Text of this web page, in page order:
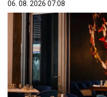
06. 08. 2026 07:08